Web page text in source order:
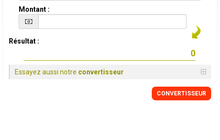
Montant :
Résultat :
Essayez aussi notre convertisseur
CONVERTISSEUR